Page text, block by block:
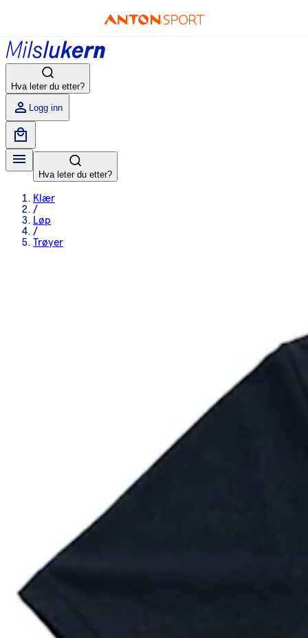
Hva leter du etter?
Logg inn
Hva leter du etter?
Klær
/
Løp
/
Trøyer